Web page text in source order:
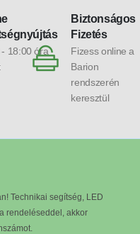
18:00 óra
Biztonságos
Fizetés
Fizess online a
Barion
rendszerén
keresztül
Technikai segítség, LED
rendeléseddel, akkor